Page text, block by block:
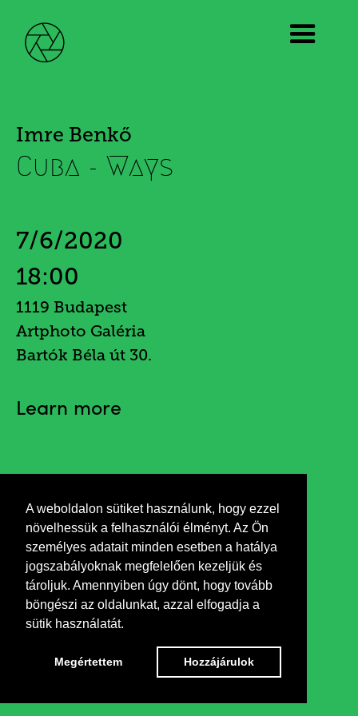
A weboldalon sütiket használunk, hogy ezzel
növelhessük a felhasználói élményt. Az Ön
személyes adatait minden esetben a hatálya
jogszabályoknak megfelelően kezeljük és
tároljuk. Amennyiben úgy dönt, hogy tovább
böngészi az oldalunkat, azzal elfogadja a
sütik használatát.
Megértettem Hozzájárulok
Imre Benkő
Cuba - Ways
7/6/2020
18:00
1119 Budapest
Artphoto Galéria
Bartók Béla út 30.
Learn more